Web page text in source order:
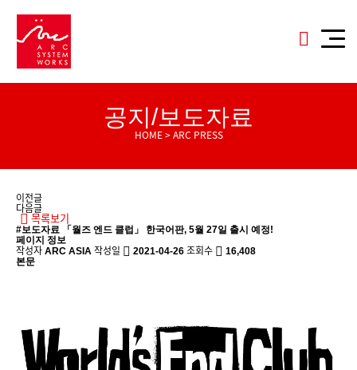
공지/보도자료
HOME > ARC PRESS
이전글
다음글
목록보기
#보도자료
「월즈 엔드 클럽」 한국어판, 5월 27일 출시 예정!
페이지 정보
작성자 ARC ASIA 작성일 2021-04-26 조회수
16,408
본문